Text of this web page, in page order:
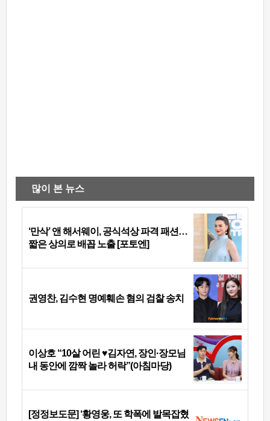
많이 본 뉴스
‘만삭’ 앤 해서웨이, 공식석상 파격 패션…
짧은 상의로 배꼽 노출 [포토엔]
권영찬, 김수현 명예훼손 혐의 검찰 송치
이상호 “10살 어린 ♥김자연, 장인·장모님
내 동안에 깜짝 놀라 허락”(아침마당)
[정정보도문] ‘황영웅, 또 학폭에 발목잡혔